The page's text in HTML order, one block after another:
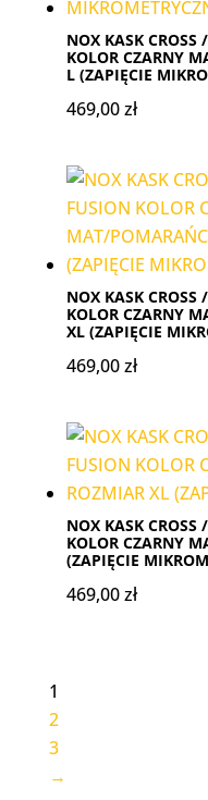
NOX KASK
KOLOR CZARNY
L (ZAPIĘCIE
469,00zł
NOX KASK
KOLOR CZARNY
XL (ZAPIĘCIE
469,00zł
NOX KASK
KOLOR CZARNY
(ZAPIĘCIE
469,00zł
1
2
3
→